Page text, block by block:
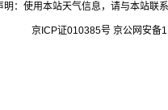
明：使用本站天气信息，请与本站联
京ICP证010385号 京公网安备